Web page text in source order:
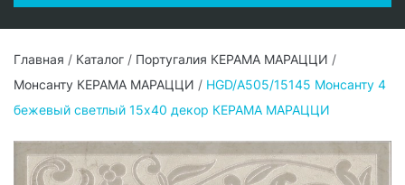
Главная / Каталог / Португалия КЕРАМА МАРАЦЦИ /
Монсанту КЕРАМА МАРАЦЦИ / HGD/A505/15145 Монсанту 4
бежевый светлый 15х40 декор КЕРАМА МАРАЦЦИ